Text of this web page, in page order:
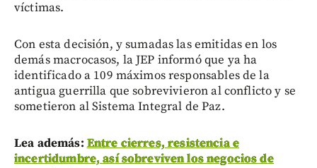
víctimas.
Con esta decisión, y sumadas las emitidas en los
demás macrocasos, la JEP informó que ya ha
identificado a 109 máximos responsables de la
antigua guerrilla que sobrevivieron al conflicto y se
sometieron al Sistema Integral de Paz.
Lea además: Entre cierres, resistencia e
incertidumbre, así sobreviven los negocios de